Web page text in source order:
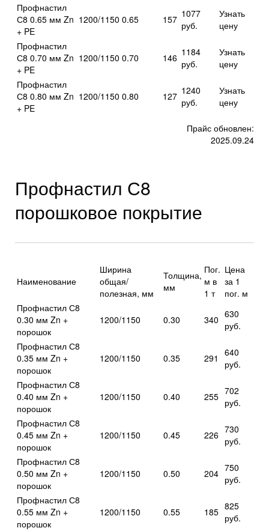
Профнастил
С8 0.65 мм Zn
+ PE
1200/1150 0.65 157 1077
руб.
Узнать
цену
Профнастил
С8 0.70 мм Zn
+ PE
1200/1150 0.70 146 1184
руб.
Узнать
цену
Профнастил
С8 0.80 мм Zn
+ PE
1200/1150 0.80 127 1240
руб.
Узнать
цену
Прайс обновлен:
2025.09.24
Профнастил С8
порошковое покрытие
Наименование
Ширина
общая/
полезная, мм
Толщина,
мм
Пог.
м в
1 т
Цена
за 1
пог. м
Профнастил С8
0.30 мм Zn +
порошок
1200/1150 0.30 340 630
руб.
Профнастил С8
0.35 мм Zn +
порошок
1200/1150 0.35 291
640
руб.
Профнастил С8
0.40 мм Zn +
порошок
1200/1150 0.40 255 702
руб.
Профнастил С8
0.45 мм Zn +
порошок
1200/1150 0.45 226 730
руб.
Профнастил С8
0.50 мм Zn +
порошок
1200/1150 0.50 204 750
руб.
Профнастил С8
0.55 мм Zn +
порошок
1200/1150 0.55 185 825
руб.